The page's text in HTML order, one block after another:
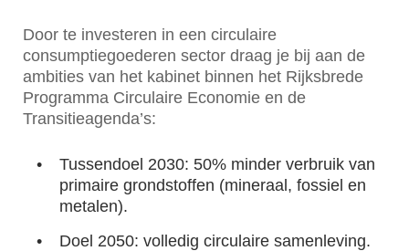
Door te investeren in een circulaire
consumptiegoederen sector draag je bij aan de
ambities van het kabinet binnen het Rijksbrede
Programma Circulaire Economie en de
Transitieagenda’s:
Tussendoel 2030: 50% minder verbruik van
primaire grondstoffen (mineraal, fossiel en
metalen).
Doel 2050: volledig circulaire samenleving.